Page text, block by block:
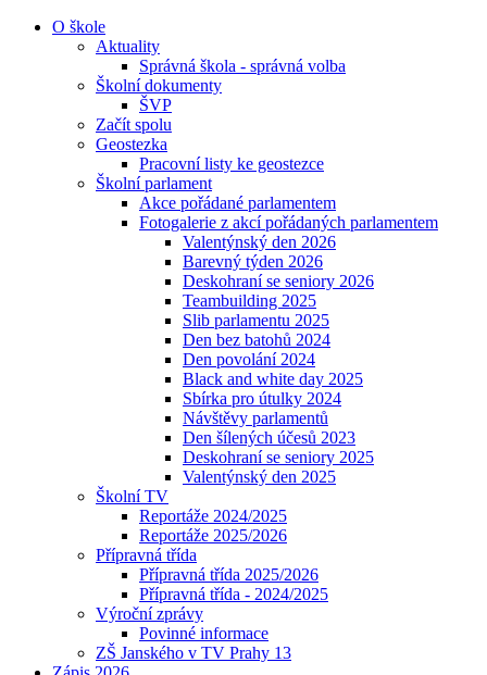
O škole
Aktuality
Správná škola - správná volba
Školní dokumenty
ŠVP
Začít spolu
Geostezka
Pracovní listy ke geostezce
Školní parlament
Akce pořádané parlamentem
Fotogalerie z akcí pořádaných parlamentem
Valentýnský den 2026
Barevný týden 2026
Deskohraní se seniory 2026
Teambuilding 2025
Slib parlamentu 2025
Den bez batohů 2024
Den povolání 2024
Black and white day 2025
Sbírka pro útulky 2024
Návštěvy parlamentů
Den šílených účesů 2023
Deskohraní se seniory 2025
Valentýnský den 2025
Školní TV
Reportáže 2024/2025
Reportáže 2025/2026
Přípravná třída
Přípravná třída 2025/2026
Přípravná třída - 2024/2025
Výroční zprávy
Povinné informace
ZŠ Janského v TV Prahy 13